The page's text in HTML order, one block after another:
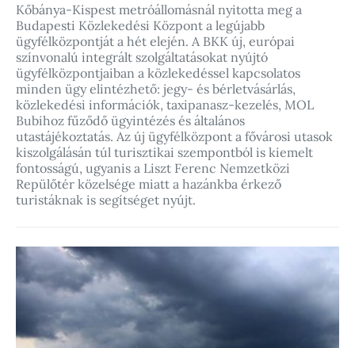
Kőbánya-Kispest metróállomásnál nyitotta meg a
Budapesti Közlekedési Központ a legújabb
ügyfélközpontját a hét elején. A BKK új, európai
színvonalú integrált szolgáltatásokat nyújtó
ügyfélközpontjaiban a közlekedéssel kapcsolatos
minden ügy elintézhető: jegy- és bérletvásárlás,
közlekedési információk, taxipanasz-kezelés, MOL
Bubihoz fűződő ügyintézés és általános
utastájékoztatás. Az új ügyfélközpont a fővárosi utasok
kiszolgálásán túl turisztikai szempontból is kiemelt
fontosságú, ugyanis a Liszt Ferenc Nemzetközi
Repülőtér közelsége miatt a hazánkba érkező
turistáknak is segítséget nyújt.